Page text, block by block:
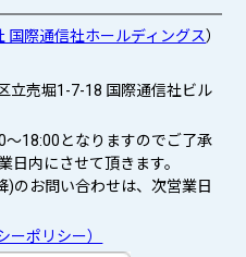
国際通信社ホールディングス）
立売堀1-7-18 国際通信社ビル
18:00となりますのでご了承
日内にさせて頂きます。
のお問い合わせは、次営業日
ーポリシー）